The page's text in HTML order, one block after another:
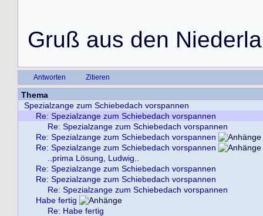
Gruß aus den Niederla
Antworten Zitieren
Thema
Spezialzange zum Schiebedach vorspannen
Re: Spezialzange zum Schiebedach vorspannen
Re: Spezialzange zum Schiebedach vorspannen
Re: Spezialzange zum Schiebedach vorspannen
Re: Spezialzange zum Schiebedach vorspannen
..prima Lösung, Ludwig..
Re: Spezialzange zum Schiebedach vorspannen
Re: Spezialzange zum Schiebedach vorspannen
Re: Spezialzange zum Schiebedach vorspannen
Habe fertig
Re: Habe fertig